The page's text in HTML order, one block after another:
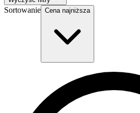
Sortowanie Cena najniższa